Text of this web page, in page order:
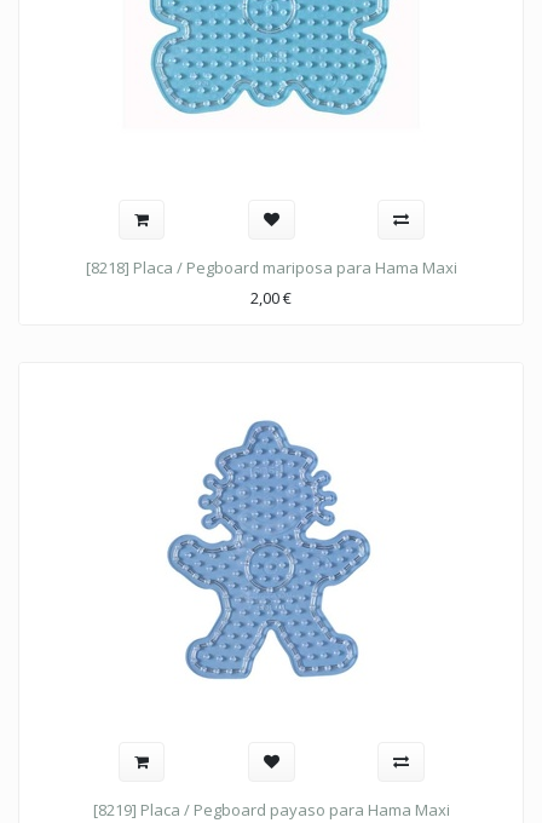
[8218] Placa / Pegboard mariposa para Hama Maxi
2,00€
[8219] Placa / Pegboard payaso para Hama Maxi